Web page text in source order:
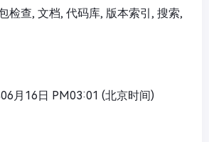
检查, 文档, 代码库, 版本索引, 搜索,
06月16日 PM03:01 (北京时间)